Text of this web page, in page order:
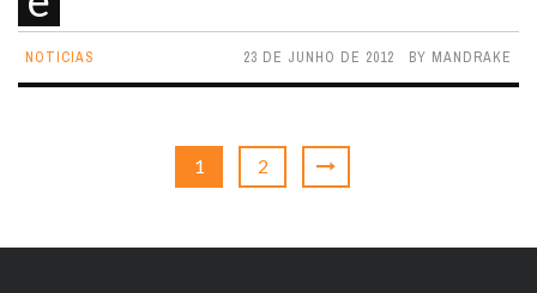
NOTICIAS 23 DE JUNHO DE 2012 BY MANDRAKE
1 2